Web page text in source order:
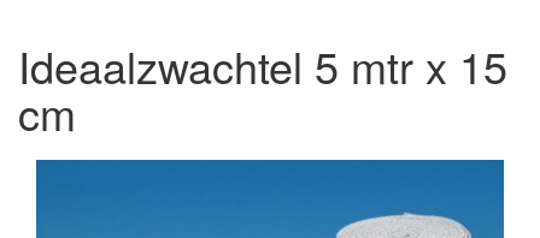
Ideaalzwachtel 5 mtr x 15
cm